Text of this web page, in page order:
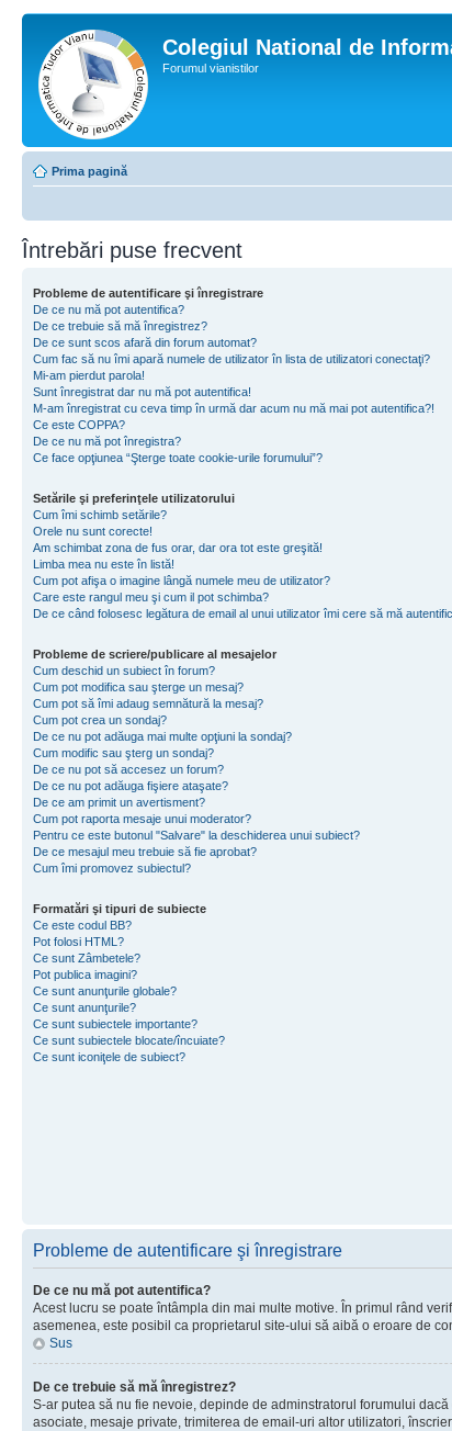
Colegiul National de
Forumul vianistilor
Prima pagină
Întrebări puse frecvent
Probleme de autentificare şi înregistrare
De ce nu mă pot autentifica?
De ce trebuie să mă înregistrez?
De ce sunt scos afară din forum automat?
Cum fac să nu îmi apară numele de utilizator în lista de utilizatori conectaţi?
Mi-am pierdut parola!
Sunt înregistrat dar nu mă pot autentifica!
M-am înregistrat cu ceva timp în urmă dar acum nu mă mai pot autentifica?!
Ce este COPPA?
De ce nu mă pot înregistra?
Ce face opţiunea “Şterge toate cookie-urile forumului”?
Setările şi preferinţele utilizatorului
Cum îmi schimb setările?
Orele nu sunt corecte!
Am schimbat zona de fus orar, dar ora tot este greşită!
Limba mea nu este în listă!
Cum pot afişa o imagine lângă numele meu de utilizator?
Care este rangul meu şi cum il pot schimba?
De ce când folosesc legătura de email al unui utilizator îmi cere să mă
Probleme de scriere/publicare al mesajelor
Cum deschid un subiect în forum?
Cum pot modifica sau şterge un mesaj?
Cum pot să îmi adaug semnătură la mesaj?
Cum pot crea un sondaj?
De ce nu pot adăuga mai multe opţiuni la sondaj?
Cum modific sau şterg un sondaj?
De ce nu pot să accesez un forum?
De ce nu pot adăuga fişiere ataşate?
De ce am primit un avertisment?
Cum pot raporta mesaje unui moderator?
Pentru ce este butonul "Salvare" la deschiderea unui subiect?
De ce mesajul meu trebuie să fie aprobat?
Cum îmi promovez subiectul?
Formatări şi tipuri de subiecte
Ce este codul BB?
Pot folosi HTML?
Ce sunt Zâmbetele?
Pot publica imagini?
Ce sunt anunţurile globale?
Ce sunt anunţurile?
Ce sunt subiectele importante?
Ce sunt subiectele blocate/încuiate?
Ce sunt iconiţele de subiect?
Probleme de autentificare şi înregistrare
De ce nu mă pot autentifica?
Acest lucru se poate întâmpla din mai multe motive. În primul rând
asemenea, este posibil ca proprietarul site-ului să aibă o eroare de
Sus
De ce trebuie să mă înregistrez?
S-ar putea să nu fie nevoie, depinde de adminstratorul forumului
asociate, mesaje private, trimiterea de email-uri altor utilizatori,